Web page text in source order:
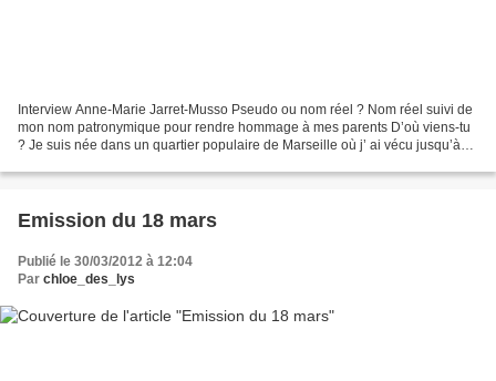
Interview Anne-Marie Jarret-Musso Pseudo ou nom réel ? Nom réel suivi de
mon nom patronymique pour rendre hommage à mes parents D’où viens-tu
? Je suis née dans un quartier populaire de Marseille où j’ ai vécu jusqu’à
Emission du 18 mars
Publié le 30/03/2012 à 12:04
Par chloe_des_lys